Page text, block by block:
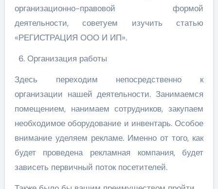
организационно-правовой формой
деятельности, советуем изучить статью
«РЕГИСТРАЦИЯ ООО И ИП».
Организация работы
Здесь переходим непосредственно к
организации нашей деятельности. Занимаемся
помещением, нанимаем сотрудников, закупаем
необходимое оборудование и инвентарь. Особое
внимание уделяем рекламе. Именно от того, как
будет проведена рекламная компания, будет
зависеть первичный поток посетителей.